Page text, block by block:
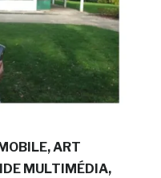
ART
MULTIMÉDIA